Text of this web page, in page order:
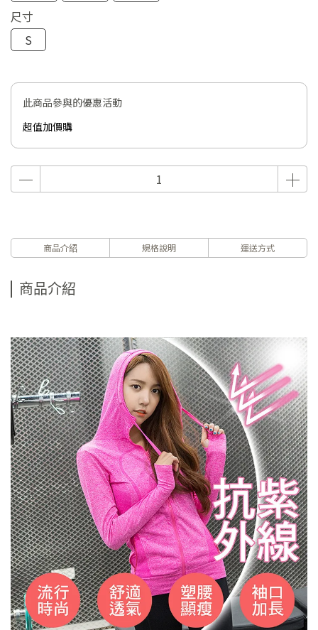
尺寸
S
此商品參與的優惠活動
超值加價購
商品介紹 規格說明 運送方式
商品介紹